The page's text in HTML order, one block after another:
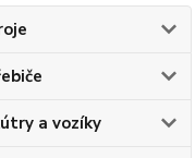
a vozíky